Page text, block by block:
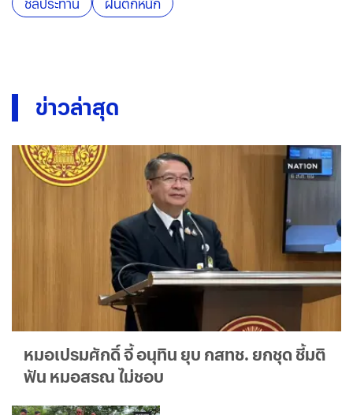
ชลประทาน ฝนตกหนัก
ข่าวล่าสุด
หมอเปรมศักดิ์ จี้ อนุทิน ยุบ กสทช. ยกชุด ชี้มติ
ฟัน หมอสรณ ไม่ชอบ